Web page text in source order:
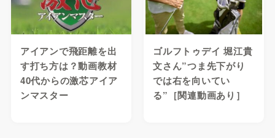
アイアンで飛距離を出
す打ち方は？動画教材
40代からの激芯アイア
ンマスター
ゴルフトゥデイ 堀江貴
文さん”つま先下がり
では右を向いてい
る”［関連動画あり］